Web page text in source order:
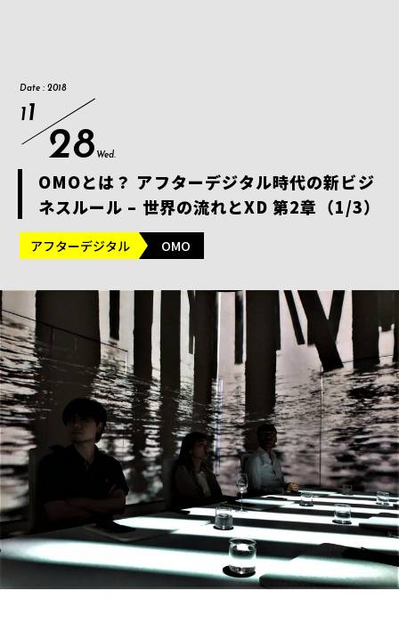
Date : 2018
11
28 Wed.
OMOとは？ アフターデジタル時代の新ビジ
ネスルール – 世界の流れとXD 第2章（1/3）
アフターデジタル OMO